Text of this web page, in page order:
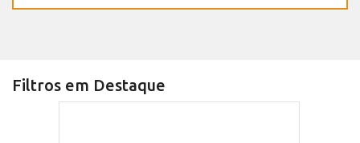
Filtros em Destaque